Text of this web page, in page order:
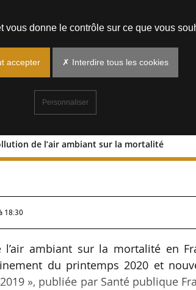
de l’air ambiant sur la mortalité
de pollution de l’air
18:30
ambiant sur la mortalité en
du printemps 2020 et
», publiée par Santé publique
vous donne le contrôle sur ce que vous
accepter ✗ Interdire tous les cookies
Personnaliser